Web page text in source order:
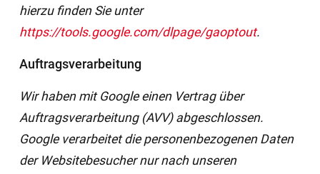
hierzu finden Sie unter
https://tools.google.com/dlpage/gaoptout.
Auftragsverarbeitung
Wir haben mit Google einen Vertrag über
Auftragsverarbeitung (AVV) abgeschlossen.
Google verarbeitet die personenbezogenen Daten
der Websitebesucher nur nach unseren